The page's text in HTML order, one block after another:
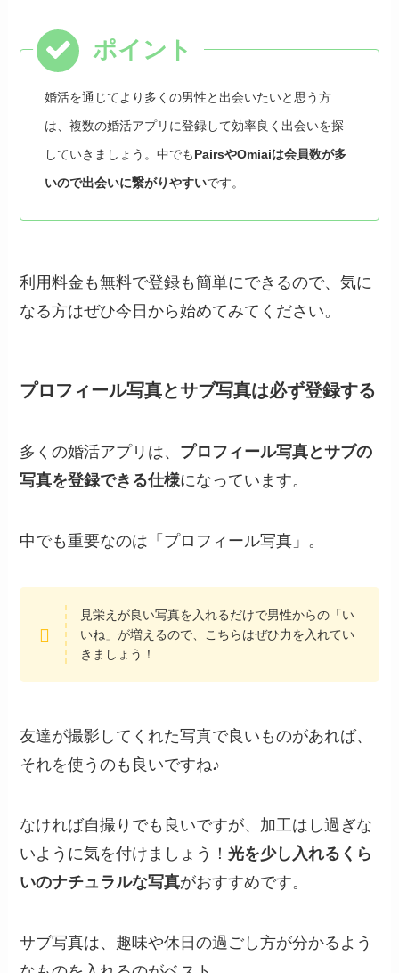
婚活を通じてより多くの男性と出会いたいと思う方
は、複数の婚活アプリに登録して効率良く出会いを探
していきましょう。中でもPairsやOmiaiは会員数が多
いので出会いに繋がりやすいです。
利用料金も無料で登録も簡単にできるので、気に
なる方はぜひ今日から始めてみてください。
プロフィール写真とサブ写真は必ず登録する
多くの婚活アプリは、 プロフィール写真とサブの
写真を登録できる仕様になっています。
中でも重要なのは「プロフィール写真」。
見栄えが良い写真を入れるだけで男性からの「い
いね」が増えるので、こちらはぜひ力を入れてい
きましょう！
友達が撮影してくれた写真で良いものがあれば、
それを使うのも良いですね♪
なければ自撮りでも良いですが、加工はし過ぎな
いように気を付けましょう！光を少し入れるくら
いのナチュラルな写真がおすすめです。
サブ写真は、趣味や休日の過ごし方が分かるよう